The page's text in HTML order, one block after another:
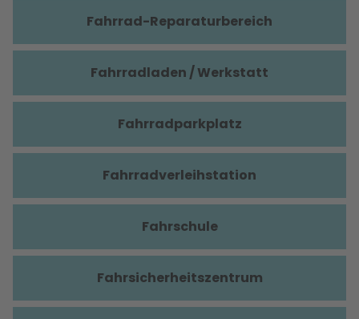
Fahrrad-Reparaturbereich
Fahrradladen / Werkstatt
Fahrradparkplatz
Fahrradverleihstation
Fahrschule
Fahrsicherheitszentrum